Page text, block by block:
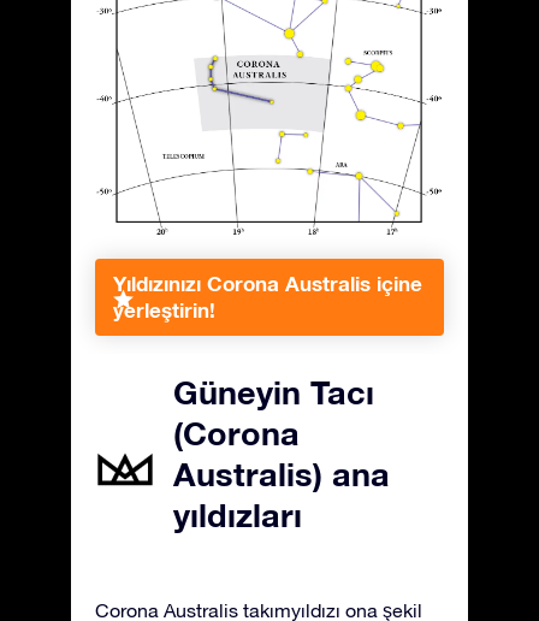
Yıldızınızı Corona Australis içine
yerleştirin!
Güneyin Tacı
(Corona
Australis) ana
yıldızları
Corona Australis takımyıldızı ona şekil